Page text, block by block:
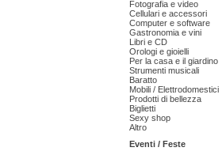
Fotografia e video
Cellulari e accessori
Computer e software
Gastronomia e vini
Libri e CD
Orologi e gioielli
Per la casa e il giardino
Strumenti musicali
Baratto
Mobili / Elettrodomestici
Prodotti di bellezza
Biglietti
Sexy shop
Altro
Eventi / Feste